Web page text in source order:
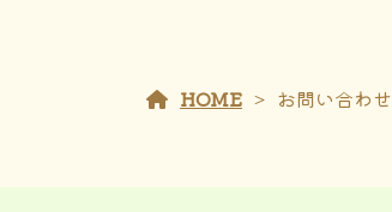
HOME お問い合わせ